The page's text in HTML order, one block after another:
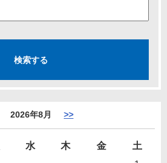
2026年8月 >>
水 木 金
土